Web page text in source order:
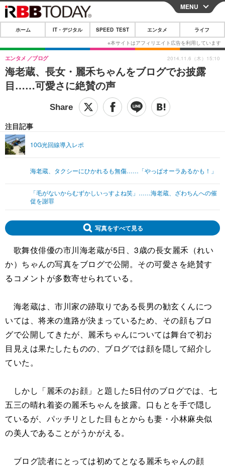
CLOSE
ホーム
IT・デジタル
IT・デジタルTOP スマートフォン
その他
SPEED TEST
映画・ドラマ
グラビア ブログ
ショッピング その他
ライフTOP
リリース一覧
MENU
ホーム IT・デジタル SPEED TEST エンタメ ライフ
海老蔵、長女・麗禾ちゃんをブログでお披露
目……可愛さに絶賛の声
エンタメ ブログ
注目記事
10G光回線導入レポ
海老蔵、タクシーにひかれるも無傷……「やっぱオーラあるかも！」
「毛がないからむずかしいっすよね笑」……海老蔵、ざわちんへの催
促を謝罪
2014.11.6（木）15:10
写真をすべて見る
歌舞伎俳優の市川海老蔵が5日、3歳の長女麗禾（れい
か）ちゃんの写真をブログで公開。その可愛さを絶賛す
るコメントが多数寄せられている。
海老蔵は、市川家の跡取りである長男の勧玄くんにつ
いては、将来の進路が決まっているため、その顔もブロ
グで公開してきたが、麗禾ちゃんについては舞台で初お
目見えは果たしたものの、ブログでは顔を隠して紹介し
ていた。
しかし「麗禾のお顔」と題した5日付のブログでは、七
五三の晴れ着姿の麗禾ちゃんを披露。口もとを手で隠し
ているが、パッチリとした目もとからも妻・小林麻央似
の美人であることがうかがえる。
ブログ読者にとっては初めてとなる麗禾ちゃんの顔